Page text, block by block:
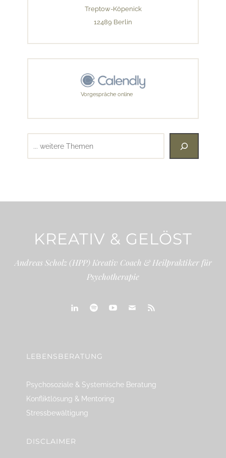
Treptow-Köpenick
12489 Berlin
Vorgespräche online
KREATIV & GELÖST
Andreas Scholz (HPP) Kreativ Coach & Heilpraktiker für
Psychotherapie
LEBENSBERATUNG
Psychosoziale & Systemische Beratung
Konfliktlösung & Mentoring
Stressbewältigung
DISCLAIMER